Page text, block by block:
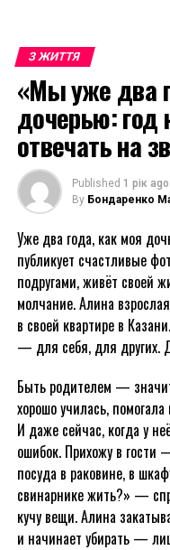
З ЖИТТЯ
«Мы уже два
дочерью: год
отвечать на
Published 1 рік ago
By Бондаренко
Уже два года, как моя
публикует счастливые
подругами, живёт
молчание. Алина
в своей квартире в
— для себя, для других.
Быть родителем —
хорошо училась,
И даже сейчас, когда у
ошибок. Прихожу в гости
посуда в раковине, в
свинарнике жить?» —
кучу вещи. Алина
и начинает убирать —